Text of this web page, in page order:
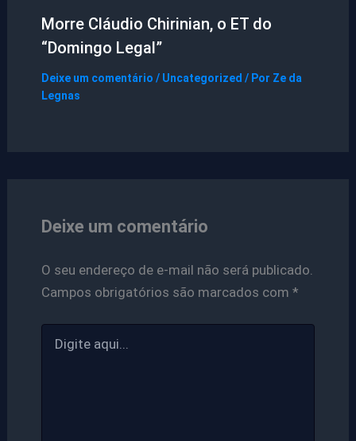
Morre Cláudio Chirinian, o ET do
“Domingo Legal”
Deixe um comentário / Uncategorized / Por Ze da
Legnas
Deixe um comentário
O seu endereço de e-mail não será publicado.
Campos obrigatórios são marcados com *
aqui...